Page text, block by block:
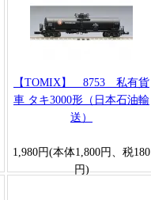
【TOMIX】 8753 私有貨
車 タキ3000形（日本石油輸
送）
1,980円(本体1,800円、税180
円)